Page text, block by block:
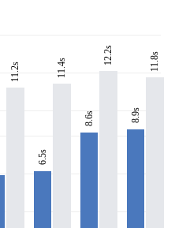
11.2s
6.5s
11.4s
8.6s
12.2s
8.9s
11.8s